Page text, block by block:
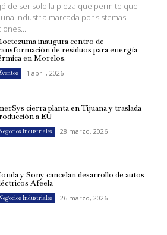
de ser solo la pieza que permite que
industria marcada por sistemas
inaugura centro de
de residuos para energía
en Morelos.
1 abril, 2026
cierra planta en Tijuana y traslada
a EU
Industriales 28 marzo, 2026
y Sony cancelan desarrollo de autos
Afeela
Industriales 26 marzo, 2026